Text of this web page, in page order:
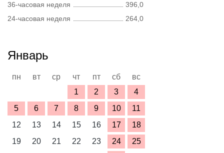
36-часовая неделя
396,0
24-часовая неделя
264,0
Январь
пн вт ср чт пт сб
вс
1
2 3
4
5
6 7 8 9 10
11
12
13 14 15 16 17
18
19
20 21 22 23 24
25